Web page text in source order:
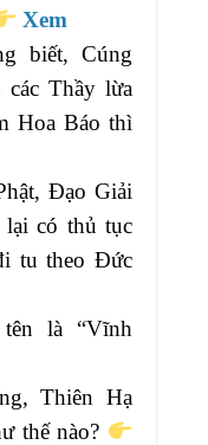
Xem
biết, Cúng
Thầy lừa
Hoa Báo thì
Đạo Giải
lại có thủ tục
tu theo Đức
là “Vĩnh
Thiên Hạ
thế nào?